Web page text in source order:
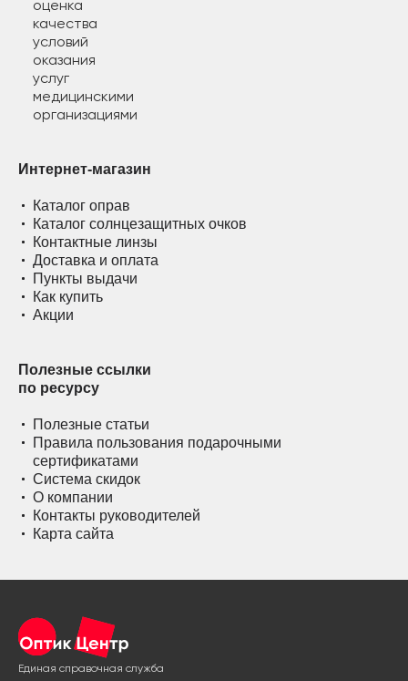
Интернет-магазин
Каталог оправ
Каталог солнцезащитных очков
Контактные линзы
Доставка и оплата
Пункты выдачи
Как купить
Акции
Полезные ссылки
по ресурсу
Полезные статьи
Правила пользования подарочными
сертификатами
Система скидок
О компании
Контакты руководителей
Карта сайта
Единая справочная служба